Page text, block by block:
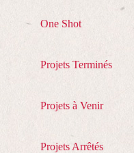
One Shot
Projets Terminés
Projets à Venir
Projets Arrêtés